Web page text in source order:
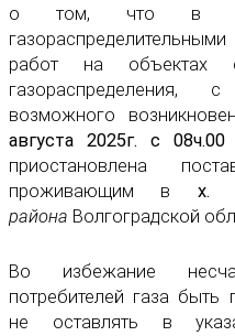
о том, что в
работ на объектах
газораспределения,
возможного
августа 2025г. с
приостановлена
проживающим в х.
района Волгоградской
Во избежание
потребителей газа быть
не оставлять в